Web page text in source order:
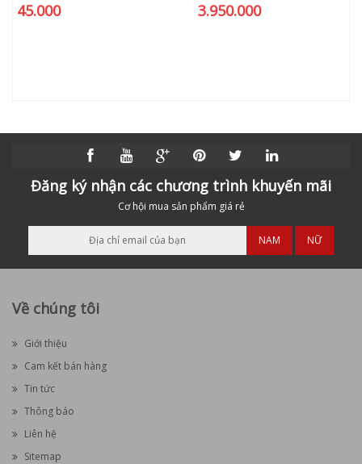
45.000 3.950.000
Đăng ký nhận các chương trình khuyến mãi
Cơ hội mua sản phẩm giá rẻ
NAM NỮ
Về chúng tôi
Giới thiệu
Cam kết bán hàng
Tin tức
Thông báo
Liên hệ
Sitemap